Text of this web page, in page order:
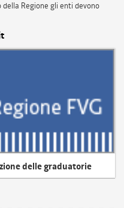
della Regione gli enti devono
delle graduatorie